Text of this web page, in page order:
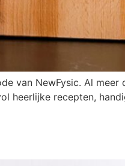
van NewFysic. Al meer
heerlijke recepten,